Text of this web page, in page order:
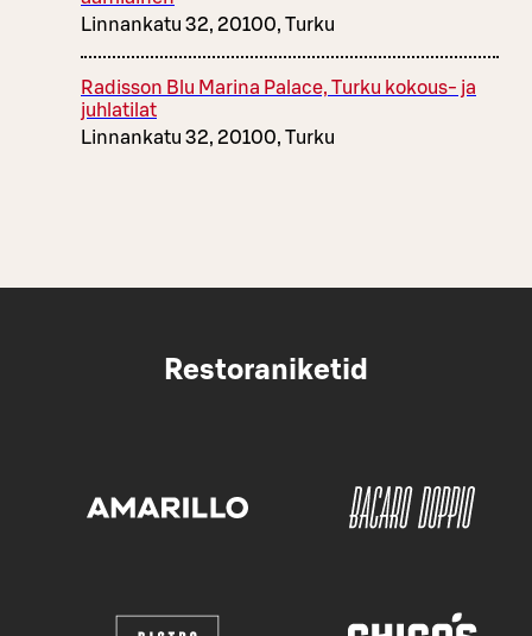
Linnankatu 32, 20100, Turku
Radisson Blu Marina Palace, Turku kokous- ja
juhlatilat
Linnankatu 32, 20100, Turku
Restoraniketid